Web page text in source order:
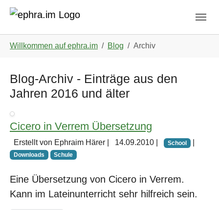
Willkommen auf ephra.im Blog Archiv
Blog-Archiv - Einträge aus den
Jahren 2016 und älter
Cicero in Verrem Übersetzung
Erstellt von Ephraim Härer | 14.09.2010 School |
Downloads Schule
Eine Übersetzung von Cicero in Verrem.
Kann im Lateinunterricht sehr hilfreich sein.